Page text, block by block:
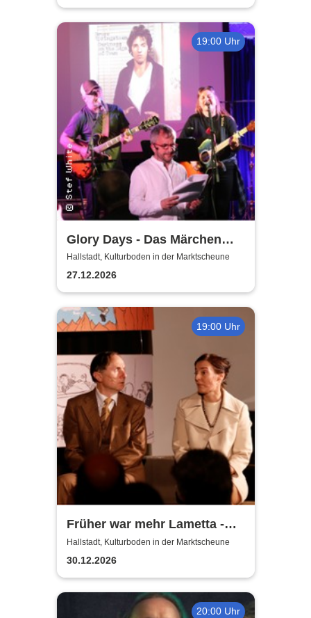
19:00 Uhr
Glory Days - Das Märchen
von Prag
Hallstadt, Kulturboden in der Marktscheune
27.12.2026
19:00 Uhr
Früher war mehr Lametta -
ein Abend mit Loriot
Hallstadt, Kulturboden in der Marktscheune
30.12.2026
20:00 Uhr